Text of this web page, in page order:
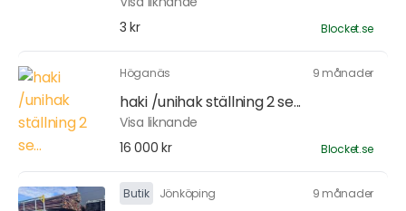
3 kr
Blocket.se
Höganäs 9 månader
haki /unihak ställning 2 se...
Visa liknande
16 000 kr
Blocket.se
Butik Jönköping 9 månader